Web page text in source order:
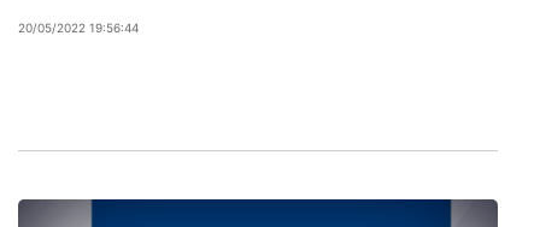
20/05/2022 19:56:44